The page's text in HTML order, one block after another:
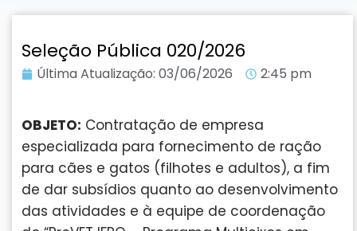
Seleção Pública 020/2026
Última Atualização: 03/06/2026 2:45 pm
OBJETO: Contratação de empresa
especializada para fornecimento de ração
para cães e gatos (filhotes e adultos), a fim
de dar subsídios quanto ao desenvolvimento
das atividades e à equipe de coordenação